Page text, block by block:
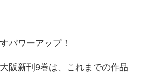
パワーアップ！
阪新刊9巻は、これまでの作品